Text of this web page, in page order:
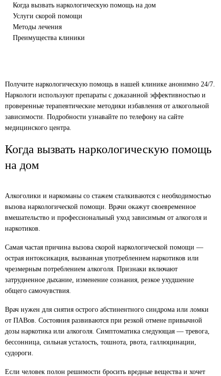
Когда вызвать наркологическую помощь на дом
Услуги скорой помощи
Методы лечения
Преимущества клиники
Получите наркологическую помощь в нашей клинике анонимно 24/7.
Наркологи используют препараты с доказанной эффективностью и
проверенные терапевтические методики избавления от алкогольной
зависимости. Подробности узнавайте по телефону на сайте
медицинского центра.
Когда вызвать наркологическую помощь
на дом
Алкоголики и наркоманы со стажем сталкиваются с необходимостью
вызова наркологической помощи. Врачи окажут своевременное
вмешательство и профессиональный уход зависимым от алкоголя и
наркотиков.
Самая частая причина вызова скорой наркологической помощи —
острая интоксикация, вызванная употреблением наркотиков или
чрезмерным потреблением алкоголя. Признаки включают
затрудненное дыхание, изменение сознания, резкое ухудшение
общего самочувствия.
Врач нужен для снятия острого абстинентного синдрома или ломки
от ПАВов. Состояния развиваются при резкой отмене привычной
дозы наркотика или алкоголя. Симптоматика следующая — тревога,
бессонница, сильная усталость, тошнота, рвота, галлюцинации,
судороги.
Если человек полон решимости бросить вредные вещества и хочет